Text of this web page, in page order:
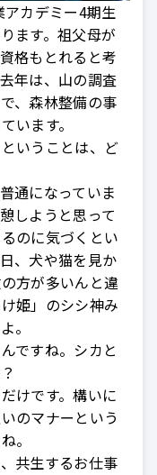
アカデミー4期生
ます。祖父母が
格もとれると考
年は、山の調査
、森林整備の事
います。
いうことは、ど
通になっていま
しようと思って
のに気づくとい
、犬や猫を見か
方が多いんと違
姫」のシシ神み
。
ですね。シカと
けです。構いに
のマナーという
。
共生するお仕事